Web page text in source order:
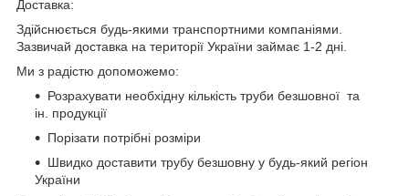
Доставка:
Здійснюється будь-якими транспортними компаніями.
Зазвичай доставка на території України займає 1-2 дні.
Ми з радістю допоможемо:
Розрахувати необхідну кількість труби безшовної та
ін. продукції
Порізати потрібні розміри
Швидко доставити трубу безшовну у будь-який регіон
України